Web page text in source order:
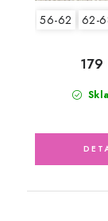
56-62 62-
179